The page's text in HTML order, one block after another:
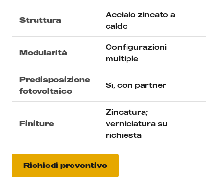
Struttura
Acciaio zincato a
caldo
Modularità
Configurazioni
multiple
Predisposizione
fotovoltaico
Sì, con partner
Finiture
Zincatura;
verniciatura su
richiesta
Richiedi preventivo